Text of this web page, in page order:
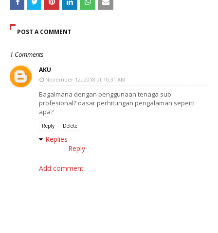
POST A COMMENT
1 Comments
AKU
November 12, 2018 at 10:31 AM
Bagaimana dengan penggunaan tenaga sub
profesional? dasar perhitungan pengalaman seperti
apa?
Reply Delete
Replies
Reply
Add comment